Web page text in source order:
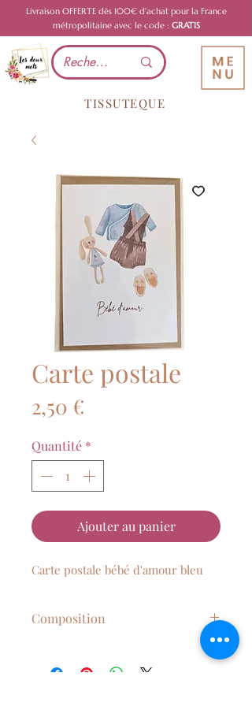
Livraison OFFERTE dès 100€ d'achat pour la France
métropolitaine avec le code : GRATIS
TISSUTEQUE
Carte postale
2,50 €
Quantité *
Ajouter au panier
Carte postale bébé d'amour bleu
Composition
Fournie avec une enveloppe